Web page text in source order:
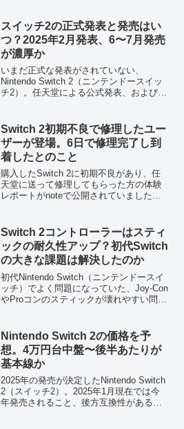
スイッチ2の正式発表と発売はい
つ？2025年2月発表、6〜7月発売
が濃厚か
いまだ正式な発表がされていない、
Nintendo Switch 2（ニンテンドースイッ
チ2）。任天堂による公式発表、および発
機種に関するアナウンスを今期中に行い
ま...
Switch 2初期不良で修理したユー
ザーが登場。6日で修理完了し到
着したとのこと
購入したSwitch 2に初期不良があり、任
天堂に送って修理してもらった方の体験
レポートがnoteで公開されていました。
モードで白背景じゃないと気付きにくい
ですが、こう...
Switch 2コントローラーはスティ
ックの耐久性アップ？初代Switch
の大きな課題は解決したのか
初代Nintendo Switch（ニンテンドースイ
ッチ）でよく問題になっていた、Joy-Con
やProコンのスティックが壊れやすい問
態になることがほとんど。私自身もし...
Nintendo Switch 2の価格を予
想。4万円台中盤〜後半あたりが
基本線か
2025年の発売が決定したNintendo Switch
2（スイッチ2）。2025年1月現在では今
年発売されること、後方互換性がある